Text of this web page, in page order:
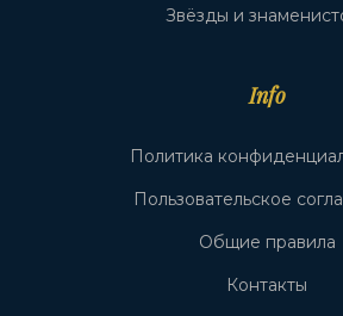
Звёзды и
Info
Политика
Пользовательское
Общие правила
Контакты